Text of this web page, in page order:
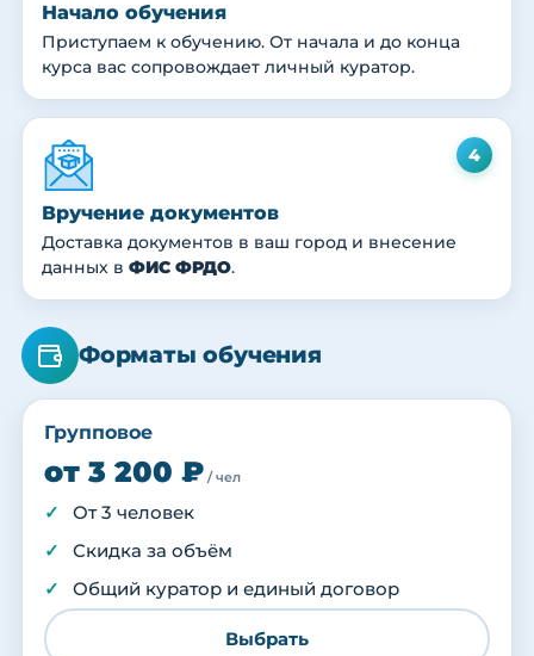
Начало обучения
Приступаем к обучению. От начала и до конца
курса вас сопровождает личный куратор.
4
Вручение документов
Доставка документов в ваш город и внесение
данных в ФИС ФРДО.
Форматы обучения
Групповое
от 3 200 ₽ / чел
От 3 человек
Скидка за объём
Общий куратор и единый договор
Выбрать